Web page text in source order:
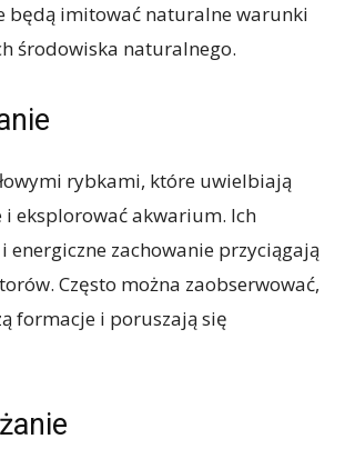
będą imitować naturalne warunki
środowiska naturalnego.
rybkami, które uwielbiają
i eksplorować akwarium. Ich
energiczne zachowanie przyciągają
Często można zaobserwować,
formacje i poruszają się